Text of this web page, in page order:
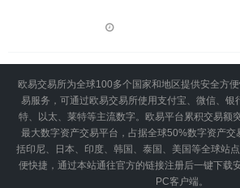
欧易交易所为全球100多个国家和地区提供安全方
易服务，可通过欧易交易所使用支付宝、微信、银
特、以太、莱特等主流数字。欧易平台累积交易额
最大数字资产交易平台，占据全球50%数字资产交
括印尼、日本、印度、韩国、泰国、美国等全球站
便快捷，通过本站通往官方的链接注册后一键下载
PC客户端。